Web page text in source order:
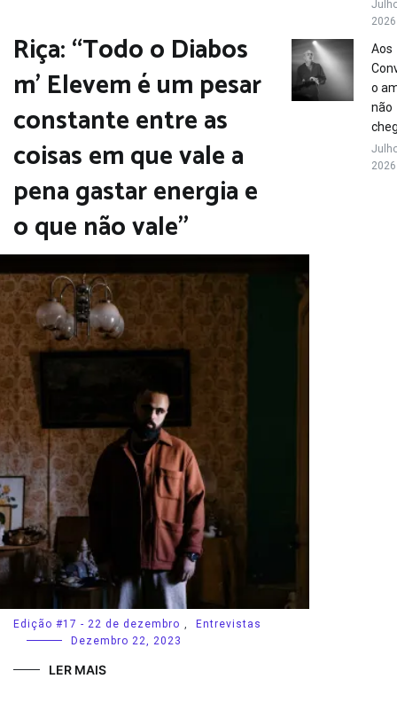
Riça: “Todo o Diabos
m’ Elevem é um pesar
constante entre as
coisas em que vale a
pena gastar energia e
o que não vale”
Edição #17 - 22 de dezembro ,
Entrevistas
Dezembro 22, 2023
LER MAIS
2026
Aos
o
não
2026